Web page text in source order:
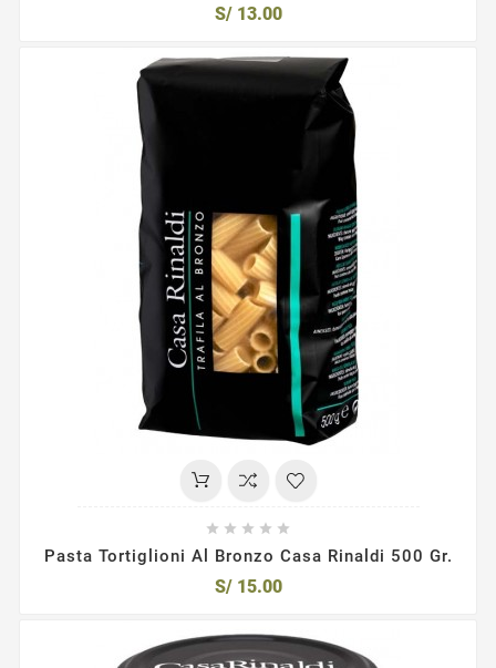
S/ 13.00
    
Pasta Tortiglioni Al Bronzo Casa Rinaldi 500 Gr.
S/ 15.00